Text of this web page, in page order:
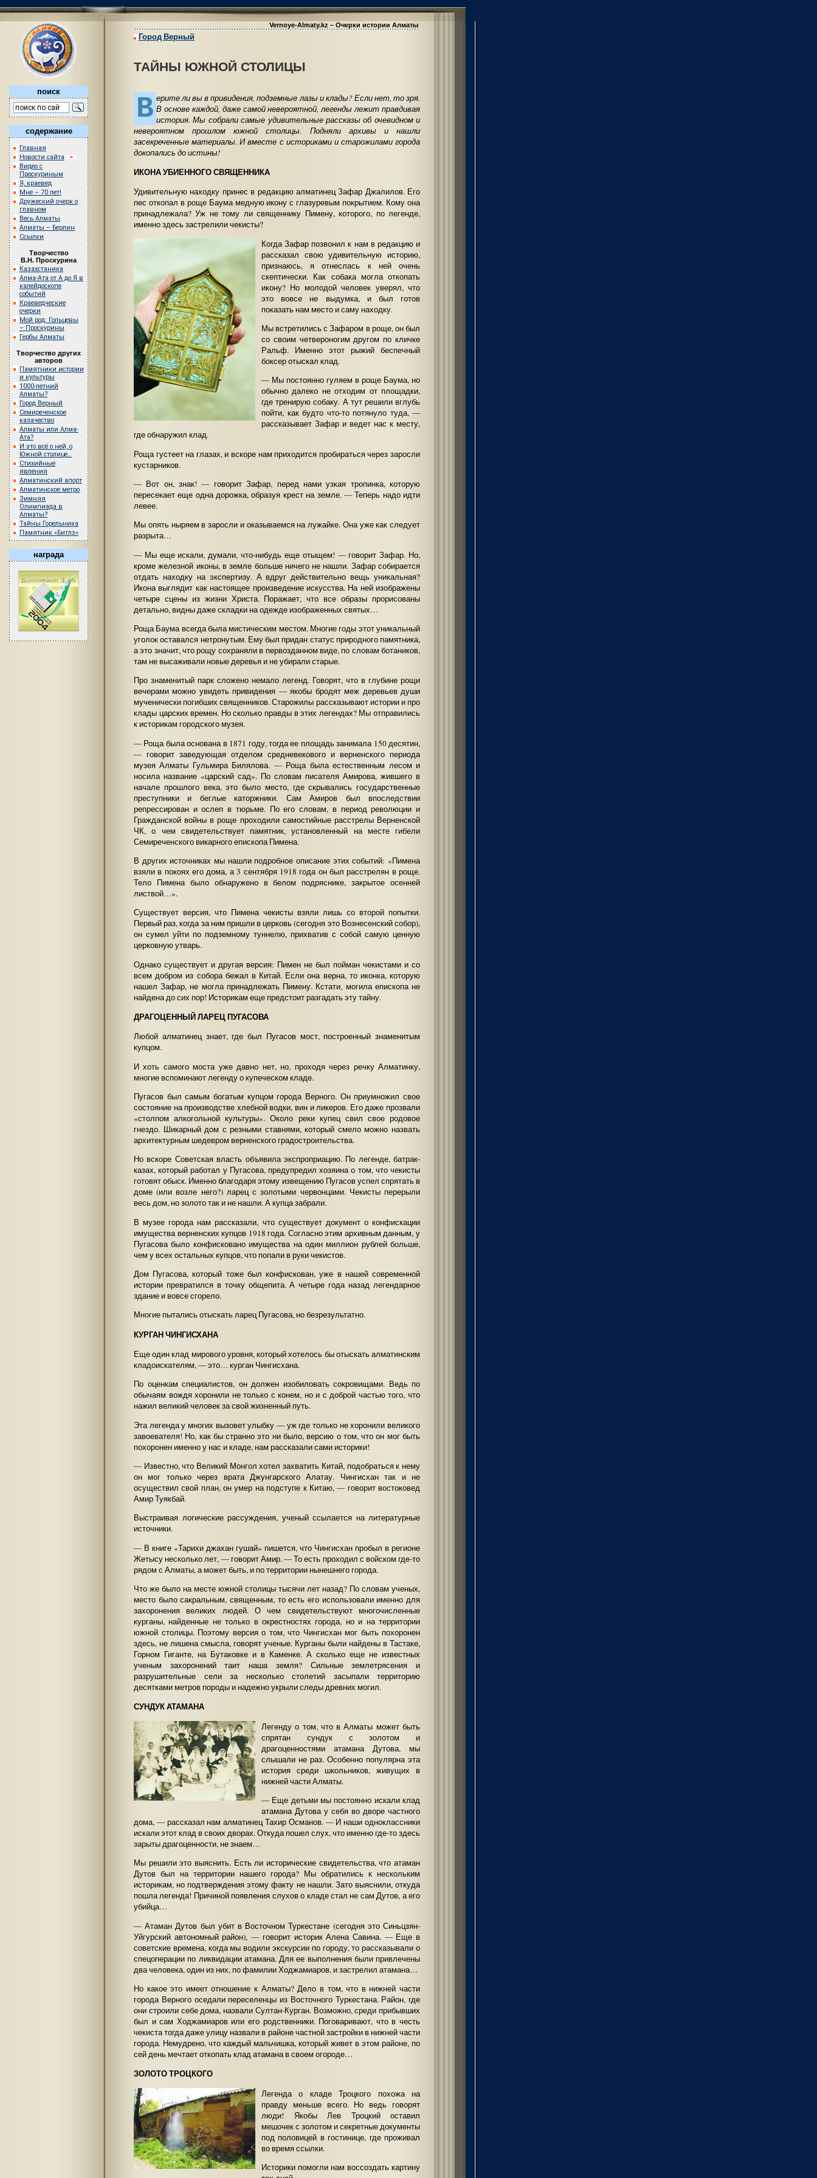
поиск
содержание
Главная
Новости сайта
Видео с
Проскуриным
Я, краевед
Мне – 70 лет!
Дружеский очерк о
главном
Весь Алматы
Алматы – Берлин
Ссылки
Творчество
В.Н. Проскурина
Казахстаника
Алма-Ата от А до Я в
калейдоскопе
событий
Краеведческие
очерки
Мой род: Гольцевы
– Проскурины
Гербы Алматы
Творчество других
авторов
Памятники истории
и культуры
1000-летний
Алматы?
Город Верный
Семиреченское
казачество
Алматы или Алма-
Ата?
И это всё о ней, о
Южной столице…
Стихийные
явления
Алматинский апорт
Алматинское метро
Зимняя
Олимпиада в
Алматы?
Тайны Горельника
Памятник «Битлз»
награда
Vernoye-Almaty.kz – Очерки истории Алматы
Город Верный
ТАЙНЫ ЮЖНОЙ СТОЛИЦЫ
В ерите ли вы в привидения, подземные лазы и клады? Если нет, то зря.
В основе каждой, даже самой невероятной, легенды лежит правдивая
история. Мы собрали самые удивительные рассказы об очевидном и
невероятном прошлом южной столицы. Подняли архивы и нашли
засекреченные материалы. И вместе с историками и старожилами города
докопались до истины!
ИКОНА УБИЕННОГО СВЯЩЕННИКА
Удивительную находку принес в редакцию алматинец Зафар Джалилов. Его
пес откопал в роще Баума медную икону с глазуревым покрытием. Кому она
принадлежала? Уж не тому ли священнику Пимену, которого, по легенде,
именно здесь застрелили чекисты?
Когда Зафар позвонил к нам в редакцию и
рассказал свою удивительную историю,
признаюсь, я отнеслась к ней очень
скептически. Как собака могла откопать
икону? Но молодой человек уверял, что
это вовсе не выдумка, и был готов
показать нам место и саму находку.
Мы встретились с Зафаром в роще, он был
со своим четвероногим другом по кличке
Ральф. Именно этот рыжий беспечный
боксер отыскал клад.
— Мы постоянно гуляем в роще Баума, но
обычно далеко не отходим от площадки,
где тренирую собаку. А тут решили вглубь
пойти, как будто что-то потянуло туда, —
рассказывает Зафар и ведет нас к месту,
где обнаружил клад.
Роща густеет на глазах, и вскоре нам приходится пробираться через заросли
кустарников.
— Вот он, знак! — говорит Зафар, перед нами узкая тропинка, которую
пересекает еще одна дорожка, образуя крест на земле. — Теперь надо идти
левее.
Мы опять ныряем в заросли и оказываемся на лужайке. Она уже как следует
разрыта…
— Мы еще искали, думали, что-нибудь еще отыщем! — говорит Зафар. Но,
кроме железной иконы, в земле больше ничего не нашли. Зафар собирается
отдать находку на экспертизу. А вдруг действительно вещь уникальная?
Икона выглядит как настоящее произведение искусства. На ней изображены
четыре сцены из жизни Христа. Поражает, что все образы прорисованы
детально, видны даже складки на одежде изображенных святых…
Роща Баума всегда была мистическим местом. Многие годы этот уникальный
уголок оставался нетронутым. Ему был придан статус природного памятника,
а это значит, что рощу сохраняли в первозданном виде, по словам ботаников,
там не высаживали новые деревья и не убирали старые.
Про знаменитый парк сложено немало легенд. Говорят, что в глубине рощи
вечерами можно увидеть привидения — якобы бродят меж деревьев души
мученически погибших священников. Старожилы рассказывают истории и про
клады царских времен. Но сколько правды в этих легендах? Мы отправились
к историкам городского музея.
— Роща была основана в 1871 году, тогда ее площадь занимала 150 десятин,
— говорит заведующая отделом средневекового и верненского периода
музея Алматы Гульмира Билялова. — Роща была естественным лесом и
носила название «царский сад». По словам писателя Амирова, жившего в
начале прошлого века, это было место, где скрывались государственные
преступники и беглые каторжники. Сам Амиров был впоследствии
репрессирован и ослеп в тюрьме. По его словам, в период революции и
Гражданской войны в роще проходили самостийные расстрелы Верненской
ЧК, о чем свидетельствует памятник, установленный на месте гибели
Семиреченского викарного епископа Пимена.
В других источниках мы нашли подробное описание этих событий: «Пимена
взяли в покоях его дома, а 3 сентября 1918 года он был расстрелян в роще.
Тело Пимена было обнаружено в белом подряснике, закрытое осенней
листвой…».
Существует версия, что Пимена чекисты взяли лишь со второй попытки.
Первый раз, когда за ним пришли в церковь (сегодня это Вознесенский собор),
он сумел уйти по подземному туннелю, прихватив с собой самую ценную
церковную утварь.
Однако существует и другая версия: Пимен не был пойман чекистами и со
всем добром из собора бежал в Китай. Если она верна, то иконка, которую
нашел Зафар, не могла принадлежать Пимену. Кстати, могила епископа не
найдена до сих пор! Историкам еще предстоит разгадать эту тайну.
ДРАГОЦЕННЫЙ ЛАРЕЦ ПУГАСОВА
Любой алматинец знает, где был Пугасов мост, построенный знаменитым
купцом.
И хоть самого моста уже давно нет, но, проходя через речку Алматинку,
многие вспоминают легенду о купеческом кладе.
Пугасов был самым богатым купцом города Верного. Он приумножил свое
состояние на производстве хлебной водки, вин и ликеров. Его даже прозвали
«столпом алкогольной культуры». Около реки купец свил свое родовое
гнездо. Шикарный дом с резными ставнями, который смело можно назвать
архитектурным шедевром верненского градостроительства.
Но вскоре Советская власть объявила экспроприацию. По легенде, батрак-
казах, который работал у Пугасова, предупредил хозяина о том, что чекисты
готовят обыск. Именно благодаря этому извещению Пугасов успел спрятать в
доме (или возле него?) ларец с золотыми червонцами. Чекисты перерыли
весь дом, но золото так и не нашли. А купца забрали.
В музее города нам рассказали, что существует документ о конфискации
имущества верненских купцов 1918 года. Согласно этим архивным данным, у
Пугасова было конфисковано имущества на один миллион рублей больше,
чем у всех остальных купцов, что попали в руки чекистов.
Дом Пугасова, который тоже был конфискован, уже в нашей современной
истории превратился в точку общепита. А четыре года назад легендарное
здание и вовсе сгорело.
Многие пытались отыскать ларец Пугасова, но безрезультатно.
КУРГАН ЧИНГИСХАНА
Еще один клад мирового уровня, который хотелось бы отыскать алматинским
кладоискателям, — это… курган Чингисхана.
По оценкам специалистов, он должен изобиловать сокровищами. Ведь по
обычаям вождя хоронили не только с конем, но и с доброй частью того, что
нажил великий человек за свой жизненный путь.
Эта легенда у многих вызовет улыбку — уж где только не хоронили великого
завоевателя! Но, как бы странно это ни было, версию о том, что он мог быть
похоронен именно у нас и кладе, нам рассказали сами историки!
— Известно, что Великий Монгол хотел захватить Китай, подобраться к нему
он мог только через врата Джунгарского Алатау. Чингисхан так и не
осуществил свой план, он умер на подступе к Китаю, — говорит востоковед
Амир Туякбай.
Выстраивая логические рассуждения, ученый ссылается на литературные
источники.
— В книге «Тарихи джахан гушай» пишется, что Чингисхан пробыл в регионе
Жетысу несколько лет, — говорит Амир. — То есть проходил с войском где-то
рядом с Алматы, а может быть, и по территории нынешнего города.
Что же было на месте южной столицы тысячи лет назад? По словам ученых,
место было сакральным, священным, то есть его использовали именно для
захоронения великих людей. О чем свидетельствуют многочисленные
курганы, найденные не только в окрестностях города, но и на территории
южной столицы. Поэтому версия о том, что Чингисхан мог быть похоронен
здесь, не лишена смысла, говорят ученые. Курганы были найдены в Тастаке,
Горном Гиганте, на Бутаковке и в Каменке. А сколько еще не известных
ученым захоронений таит наша земля? Сильные землетрясения и
разрушительные сели за несколько столетий засыпали территорию
десятками метров породы и надежно укрыли следы древних могил.
СУНДУК АТАМАНА
Легенду о том, что в Алматы может быть
спрятан сундук с золотом и
драгоценностями атамана Дутова, мы
слышали не раз. Особенно популярна эта
история среди школьников, живущих в
нижней части Алматы.
— Еще детьми мы постоянно искали клад
атамана Дутова у себя во дворе частного
дома, — рассказал нам алматинец Тахир Османов. — И наши одноклассники
искали этот клад в своих дворах. Откуда пошел слух, что именно где-то здесь
зарыты драгоценности, не знаем…
Мы решили это выяснить. Есть ли исторические свидетельства, что атаман
Дутов был на территории нашего города? Мы обратились к нескольким
историкам, но подтверждения этому факту не нашли. Зато выяснили, откуда
пошла легенда! Причиной появления слухов о кладе стал не сам Дутов, а его
убийца…
— Атаман Дутов был убит в Восточном Туркестане (сегодня это Синьцзян-
Уйгурский автономный район), — говорит историк Алена Савина. — Еще в
советские времена, когда мы водили экскурсии по городу, то рассказывали о
спецоперации по ликвидации атамана. Для ее выполнения были привлечены
два человека, один из них, по фамилии Ходжамиаров, и застрелил атамана…
Но какое это имеет отношение к Алматы? Дело в том, что в нижней части
города Верного оседали переселенцы из Восточного Туркестана. Район, где
они строили себе дома, назвали Султан-Курган. Возможно, среди прибывших
был и сам Ходжамиаров или его родственники. Поговаривают, что в честь
чекиста тогда даже улицу назвали в районе частной застройки в нижней части
города. Немудрено, что каждый мальчишка, который живет в этом районе, по
сей день мечтает откопать клад атамана в своем огороде…
ЗОЛОТО ТРОЦКОГО
Легенда о кладе Троцкого похожа на
правду меньше всего. Но ведь говорят
люди! Якобы Лев Троцкий оставил
мешочек с золотом и секретные документы
под половицей в гостинице, где проживал
во время ссылки.
Историки помогли нам воссоздать картину